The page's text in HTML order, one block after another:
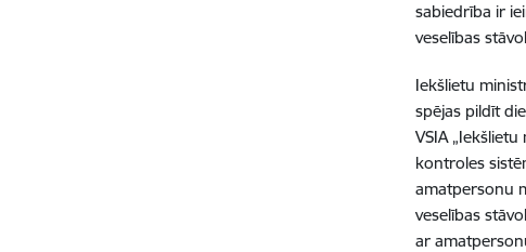
sabiedrība ir
veselības
Iekšlietu
spējas pildīt
VSIA
kontroles
amatpersonu
veselības
ar